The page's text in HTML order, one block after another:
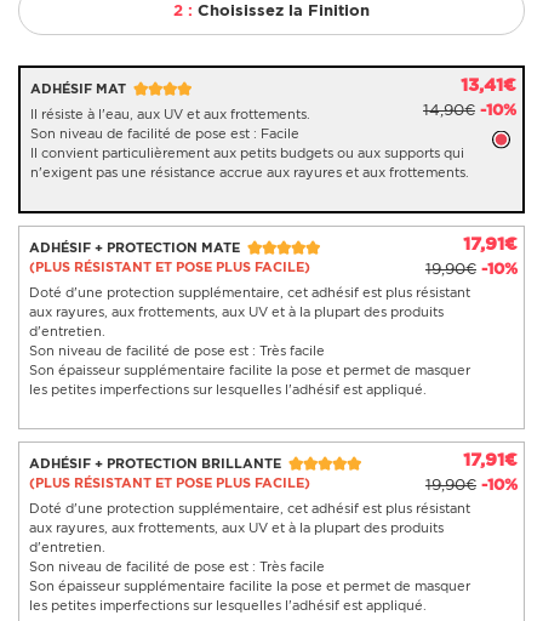
2 : Choisissez la Finition
ADHÉSIF MAT 13,41€
14,90€ -10%
Il résiste à l'eau, aux UV et aux frottements.
Son niveau de facilité de pose est : Facile
Il convient particulièrement aux petits budgets ou aux supports qui
n'exigent pas une résistance accrue aux rayures et aux frottements.
ADHÉSIF + PROTECTION MATE
(PLUS RÉSISTANT ET POSE PLUS FACILE)
17,91€
19,90€ -10%
Doté d'une protection supplémentaire, cet adhésif est plus résistant
aux rayures, aux frottements, aux UV et à la plupart des produits
d'entretien.
Son niveau de facilité de pose est : Très facile
Son épaisseur supplémentaire facilite la pose et permet de masquer
les petites imperfections sur lesquelles l'adhésif est appliqué.
ADHÉSIF + PROTECTION BRILLANTE
(PLUS RÉSISTANT ET POSE PLUS FACILE)
17,91€
19,90€ -10%
Doté d'une protection supplémentaire, cet adhésif est plus résistant
aux rayures, aux frottements, aux UV et à la plupart des produits
d'entretien.
Son niveau de facilité de pose est : Très facile
Son épaisseur supplémentaire facilite la pose et permet de masquer
les petites imperfections sur lesquelles l'adhésif est appliqué.